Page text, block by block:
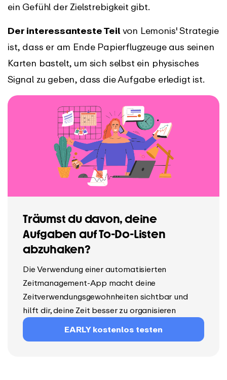
ein Gefühl der Zielstrebigkeit gibt.
Der interessanteste Teil von Lemonis' Strategie
ist, dass er am Ende Papierflugzeuge aus seinen
Karten bastelt, um sich selbst ein physisches
Signal zu geben, dass die Aufgabe erledigt ist.
Träumst du davon, deine
Aufgaben auf To-Do-Listen
abzuhaken?
Die Verwendung einer automatisierten
Zeitmanagement-App macht deine
Zeitverwendungsgewohnheiten sichtbar und
hilft dir, deine Zeit besser zu organisieren
EARLY kostenlos testen